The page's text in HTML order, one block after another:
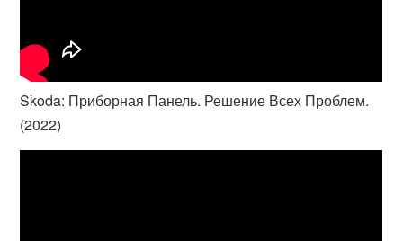
Skoda: Приборная Панель. Решение Всех Проблем.
(2022)